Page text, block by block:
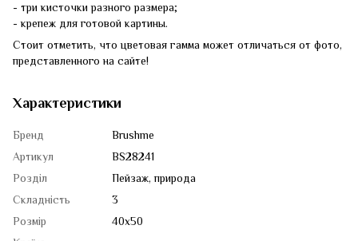
- три кисточки разного размера;
- крепеж для готовой картины.
Стоит отметить, что цветовая гамма может отличаться от фото,
представленного на сайте!
Характеристики
Бренд
Brushme
Артикул
BS28241
Розділ
Пейзаж, природа
Складність
3
Розмір
40x50